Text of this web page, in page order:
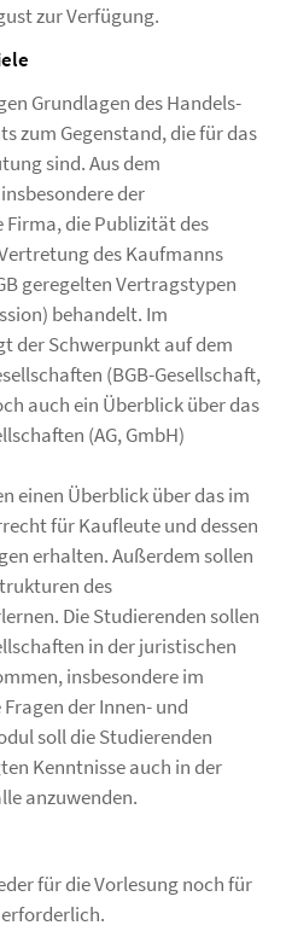
zur Verfügung.
Grundlagen des Handels-
zum Gegenstand, die für das
sind. Aus dem
der
die Publizität des
des Kaufmanns
geregelten Vertragstypen
behandelt. Im
der Schwerpunkt auf dem
(BGB-Gesellschaft,
auch ein Überblick über das
(AG, GmbH)
einen Überblick über das im
für Kaufleute und dessen
erhalten. Außerdem sollen
des
Die Studierenden sollen
in der juristischen
insbesondere im
der Innen- und
soll die Studierenden
Kenntnisse auch in der
anzuwenden.
für die Vorlesung noch für